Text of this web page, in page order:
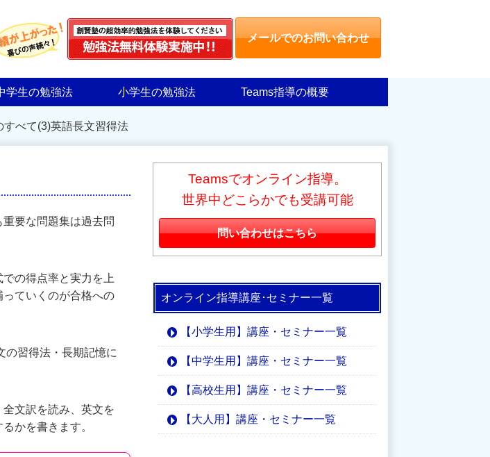
メールでのお問い合わせ
学生の勉強法 小学生の勉強法 Teams指導の概要
すべて(3)英語長文習得法
要な問題集は過去問
の得点率と実力を上
ていくのが合格への
の習得法・長期記憶に
文訳を読み、英文を
かを書きます。
Teamsでオンライン指導。
世界中どこらかでも受講可能
問い合わせはこちら
オンライン指導講座･セミナー一覧
【小学生用】講座・セミナー一覧
【中学生用】講座・セミナー一覧
【高校生用】講座・セミナー一覧
【大人用】講座・セミナー一覧